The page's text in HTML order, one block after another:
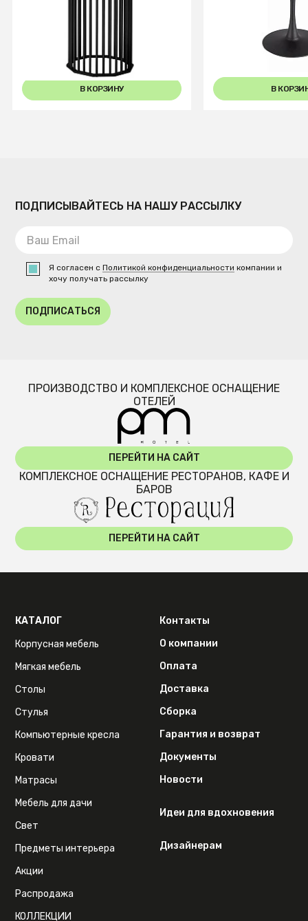
В КОРЗИНУ
Стол обеденный
AMADEO 80
В
ПОДПИСЫВАЙТЕСЬ НА НАШУ РАССЫЛКУ
Я согласен сПолитикой конфиденциальности компании и
хочу получать рассылку
ПОДПИСАТЬСЯ
ПРОИЗВОДСТВО И КОМПЛЕКСНОЕ ОСНАЩЕНИЕ
ОТЕЛЕЙ
ПЕРЕЙТИ НА САЙТ
КОМПЛЕКСНОЕ ОСНАЩЕНИЕ РЕСТОРАНОВ, КАФЕ И
БАРОВ
ПЕРЕЙТИ НА САЙТ
КАТАЛОГ
Корпусная мебель
Мягкая мебель
Столы
Стулья
Компьютерные кресла
Кровати
Матрасы
Мебель для дачи
Свет
Предметы интерьера
Акции
Распродажа
КОЛЛЕКЦИИ
Контакты
О компании
Оплата
Доставка
Сборка
Гарантия и возврат
Документы
Новости
Идеи для вдохновения
Дизайнерам